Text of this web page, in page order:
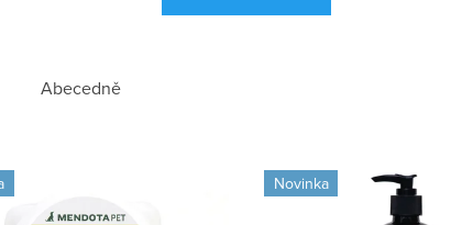
Abecedně
Novinka